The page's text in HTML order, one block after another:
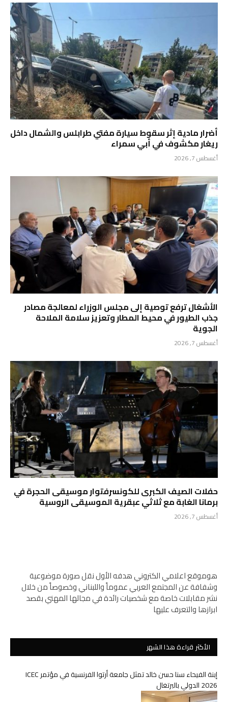
أضرار مادية إثر سقوط سيارة مفتي طرابلس والشمال داخل
ريغار مكشوف في أبي سمراء
أغسطس 7, 2026
الأشغال ترفع توصية إلى مجلس الوزراء لمعالجة مصادر
جذب الطيور في محيط المطار وتعزيز سلامة الملاحة
الجوية
أغسطس 7, 2026
حفلات الصيف الكبرى للكونسرفتوار موسيقى الحجرة في
برمانا الغابة مع ثلاثي عبقرية الموسيقى الروسية
أغسطس 7, 2026
هوموقع اعلامي الكتروني هدفه الأول نقل صورة موضوعية
وشفافة عن المجتمع العربي عموماً واللبناني وخصوصاً من خلال
نشر مقابلات خاصة مع شخصيات رائدة في مجالها المهني بقصد
ابرازها والتعرف عليها
الأكثر قراءة هذا الشهر
إبنة الفيحاء سنا حسن خالد تمثل جامعة أرتوا الفرنسية في مؤتمر ICEC
2026 الدولي بالبرتغال